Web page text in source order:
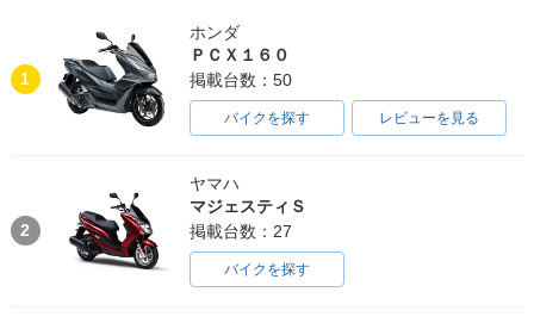
1
ホンダ
ＰＣＸ１６０
掲載台数：50
バイクを探す レビューを見る
2
ヤマハ
マジェスティＳ
掲載台数：27
バイクを探す